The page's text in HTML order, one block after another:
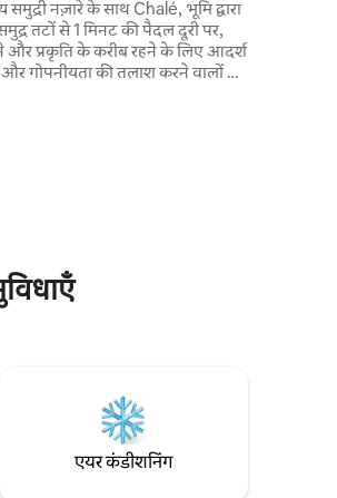
समुद्री नज़ारे के साथ Chalé, भूमि द्वारा
तटों से 1 मिनट की पैदल दूरी पर,
और प्रकृति के करीब रहने के लिए आदर्श
एयर कंडीशनिंग